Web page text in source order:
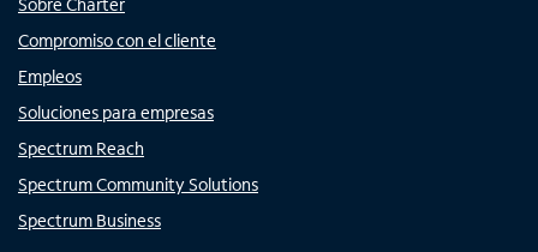
Sobre Charter
Compromiso con el cliente
Empleos
Soluciones para empresas
Spectrum Reach
Spectrum Community Solutions
Spectrum Business